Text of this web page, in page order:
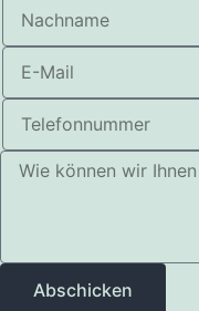
Abschicken